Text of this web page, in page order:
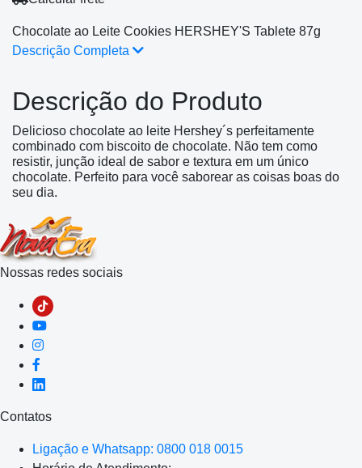
Chocolate ao Leite Cookies HERSHEY'S Tablete 87g
Descrição Completa
Descrição do Produto
Delicioso chocolate ao leite Hershey´s perfeitamente
combinado com biscoito de chocolate. Não tem como
resistir, junção ideal de sabor e textura em um único
chocolate. Perfeito para você saborear as coisas boas do
seu dia.
Nossas redes sociais
Contatos
Ligação e Whatsapp: 0800 018 0015